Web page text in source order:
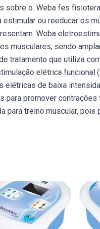
sobre o. Weba fes
estimular ou reeducar os
Weba
musculares, sendo
tratamento que utiliza
elétrica funcional
elétricas de baixa
para promover
para treino muscular,